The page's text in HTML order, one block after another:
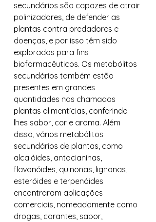
secundários são capazes de atrair
polinizadores, de defender as
plantas contra predadores e
doenças, e por isso têm sido
explorados para fins
biofarmacêuticos. Os metabólitos
secundários também estão
presentes em grandes
quantidades nas chamadas
plantas alimentícias, conferindo-
lhes sabor, cor e aroma. Além
disso, vários metabólitos
secundários de plantas, como
alcalóides, antocianinas,
flavonóides, quinonas, lignanas,
esteróides e terpenóides
encontraram aplicações
comerciais, nomeadamente como
drogas, corantes, sabor,